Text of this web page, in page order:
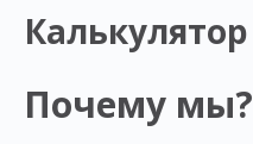
Калькулятор
Почему мы?